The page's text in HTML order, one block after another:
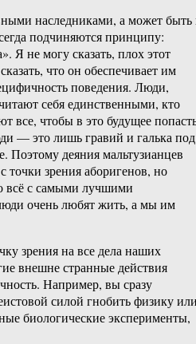
наследниками, а может быть
подчиняются принципу:
Я не могу сказать, плох этот
что он обеспечивает им
поведения. Люди,
себя единственными, кто
все, чтобы в это будущее
— это лишь гравий и галька под
Поэтому деяния мальтузианцев
зрения аборигенов, но
всё с самыми лучшими
очень любят жить, а мы им
зрения на все дела наших
внешне странные действия
Например, вы сразу
силой гнобить физику
биологические эксперименты,